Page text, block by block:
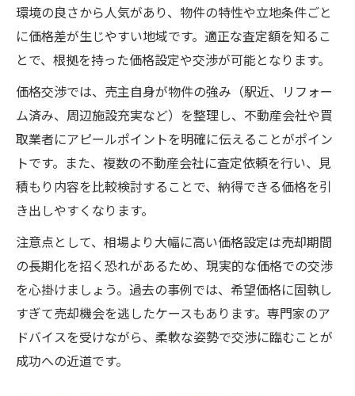
環境の良さから人気があり、物件の特性や立地条件ごと
に価格差が生じやすい地域です。適正な査定額を知るこ
とで、根拠を持った価格設定や交渉が可能となります。
価格交渉では、売主自身が物件の強み（駅近、リフォー
ム済み、周辺施設充実など）を整理し、不動産会社や買
取業者にアピールポイントを明確に伝えることがポイン
トです。また、複数の不動産会社に査定依頼を行い、見
積もり内容を比較検討することで、納得できる価格を引
き出しやすくなります。
注意点として、相場より大幅に高い価格設定は売却期間
の長期化を招く恐れがあるため、現実的な価格での交渉
を心掛けましょう。過去の事例では、希望価格に固執し
すぎて売却機会を逃したケースもあります。専門家のア
ドバイスを受けながら、柔軟な姿勢で交渉に臨むことが
成功への近道です。